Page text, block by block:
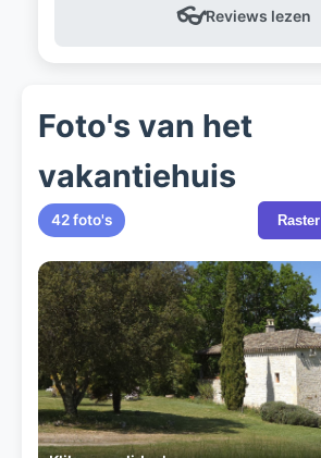
👓Reviews lezen
Foto's van het
vakantiehuis
42 foto's Raster